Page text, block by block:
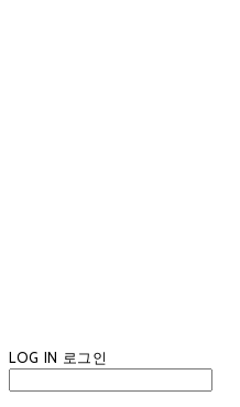
LOG IN 로그인